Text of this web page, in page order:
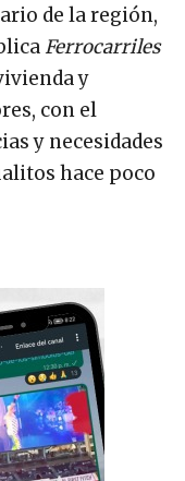
de la región,
Ferrocarriles
y
con el
y necesidades
hace poco